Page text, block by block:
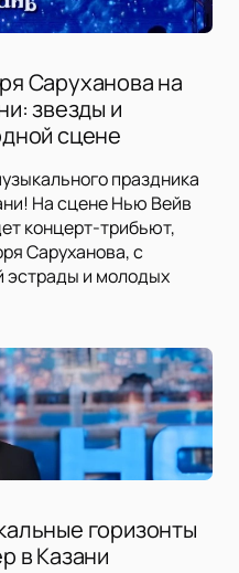
Саруханова на
звезды и
сцене
праздника
На сцене Нью Вейв
концерт-трибьют,
Саруханова, с
эстрады и молодых
горизонты
в Казани